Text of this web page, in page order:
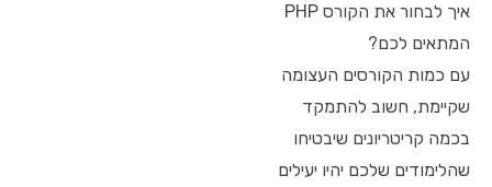
איך לבחור את הקורס PHP
המתאים לכם?
עם כמות הקורסים העצומה
שקיימת, חשוב להתמקד
בכמה קריטריונים שיבטיחו
שהלימודים שלכם יהיו יעילים